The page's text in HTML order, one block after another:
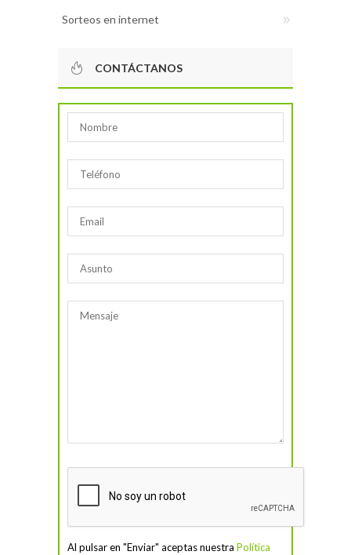
Sorteos en internet
CONTÁCTANOS
Al pulsar en "Enviar" aceptas nuestra Política